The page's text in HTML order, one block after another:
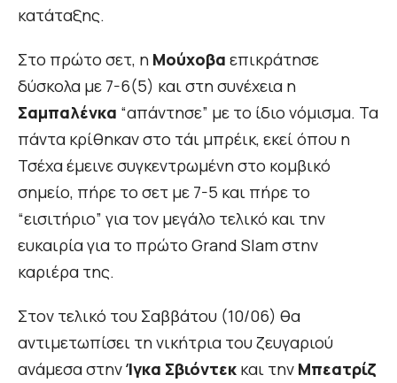
κατάταξης.
Στο πρώτο σετ, η Μούχοβα επικράτησε
δύσκολα με 7-6(5) και στη συνέχεια η
Σαμπαλένκα “απάντησε” με το ίδιο νόμισμα. Τα
πάντα κρίθηκαν στο τάι μπρέικ, εκεί όπου η
Τσέχα έμεινε συγκεντρωμένη στο κομβικό
σημείο, πήρε το σετ με 7-5 και πήρε το
“εισιτήριο” για τον μεγάλο τελικό και την
ευκαιρία για το πρώτο Grand Slam στην
καριέρα της.
Στον τελικό του Σαββάτου (10/06) θα
αντιμετωπίσει τη νικήτρια του ζευγαριού
ανάμεσα στηνΊγκα Σβιόντεκ και την Μπεατρίζ